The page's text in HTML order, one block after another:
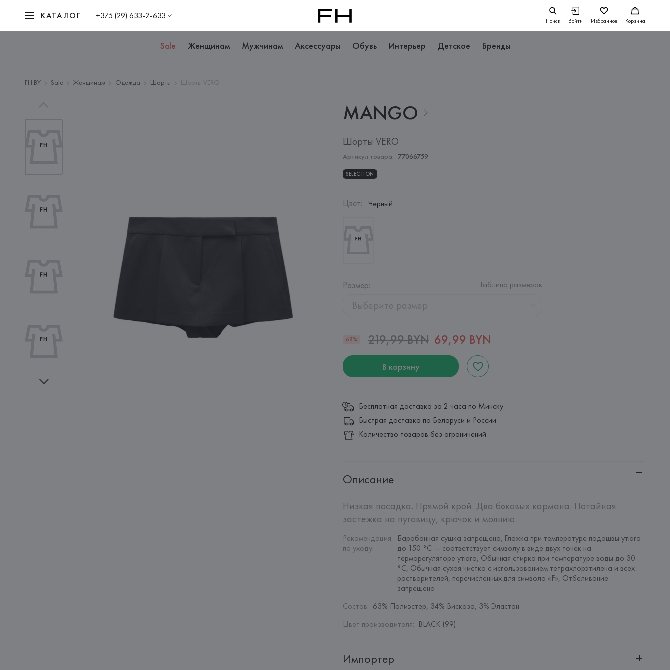
КАТАЛОГ +375 (29) 633-2-633 Поиск Войти Избранное Корзина
Sale Женщинам Мужчинам Аксессуары Обувь Интерьер Детское Бренды
FH.BY Sale Женщинам Одежда Шорты Шорты VERO
MANGO
Шорты VERO
Артикул товара: 77066759
SELECTION
Цвет: Черный
Размер: Таблица размеров
Выберите размер
68% 219,99 BYN 69,99 BYN
В корзину
Бесплатная доставка за 2 часа по Минску
Быстрая доставка по Беларуси и России
Количество товаров без ограничений
Описание
Низкая посадка. Прямой крой. Два боковых кармана. Потайная
застежка на пуговицу, крючок и молнию.
Рекомендация
по уходу:
Барабанная сушка запрещена, Глажка при температуре подошвы утюга
до 150 °C — соответствует символу в виде двух точек на
терморегуляторе утюга, Обычная стирка при температуре воды до 30
°C, Обычная сухая чистка с использованием тетрахлорэтилена и всех
растворителей, перечисленных для символа «F», Отбеливание
запрещено
Состав: 63% Полиэстер, 34% Вискоза, 3% Эластан
Цвет производителя: BLACK (99)
Импортер